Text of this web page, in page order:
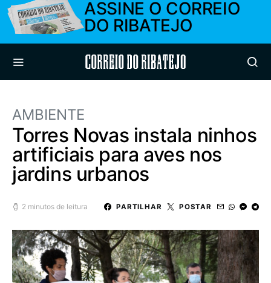
ASSINE O CORREIO
DO RIBATEJO
Correio do Ribatejo
AMBIENTE
Torres Novas instala ninhos
artificiais para aves nos
jardins urbanos
2 minutos de leitura PARTILHAR POSTAR